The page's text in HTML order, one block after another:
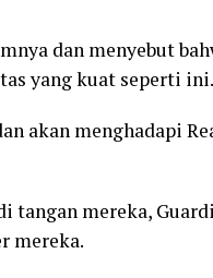
dan menyebut
yang kuat seperti ini.
akan menghadapi
tangan mereka,
mereka.